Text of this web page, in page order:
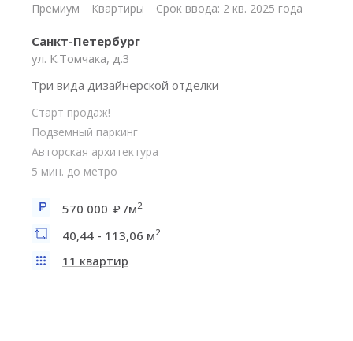
Премиум Квартиры Срок ввода: 2 кв. 2025 года
Санкт-Петербург
ул. К.Томчака, д.3
Три вида дизайнерской отделки
Старт продаж!
Подземный паркинг
Авторская архитектура
5 мин. до метро
570 000 /м2
40,44 - 113,06 м2
11 квартир